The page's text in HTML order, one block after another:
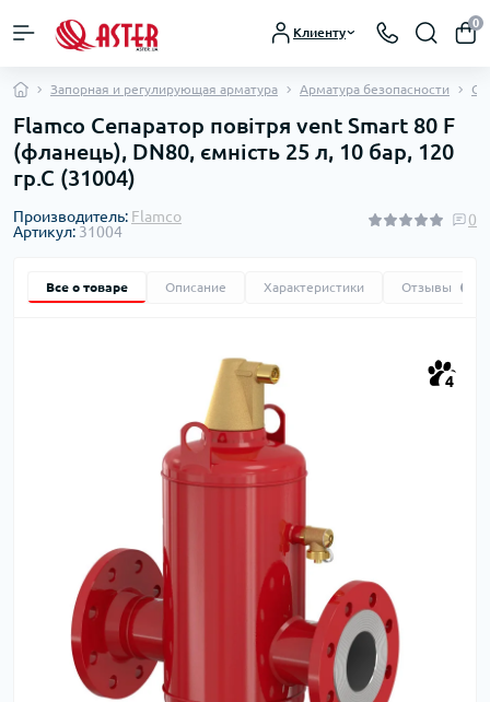
Клиенту
0
Запорная и регулирующая арматура Арматура безопасности
Flamco Сепаратор повітря vent Smart 80 F
(фланець), DN80, ємність 25 л, 10 бар, 120
гр.С (31004)
Производитель: Flamco
Артикул: 31004
0
Все о товаре Описание Характеристики Отзывы
4